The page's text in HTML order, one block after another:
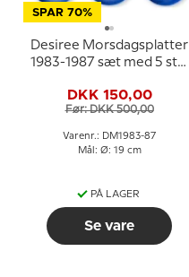
SPAR 70%
Desiree Morsdagsplatter
1983-1987 sæt med 5 stk.
DKK 150,00
Før: DKK 500,00
Varenr.: DM1983-87
Mål: Ø: 19 cm
PÅ LAGER
Se vare